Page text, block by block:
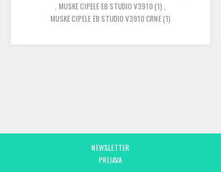
, MUSKE CIPELE EB STUDIO V3910 (1) ,
MUSKE CIPELE EB STUDIO V3910 CRNE(1)
NEWSLETTER
PRIJAVA